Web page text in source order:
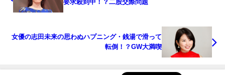
要求殺到中！？二股交際問題
女優の志田未来の思わぬハプニング・銭湯で滑って
転倒！？GW大満喫